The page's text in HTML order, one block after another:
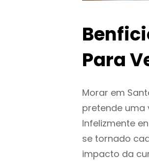
Para
Morar em
pretende uma
Infelizmente
se tornado
impacto da